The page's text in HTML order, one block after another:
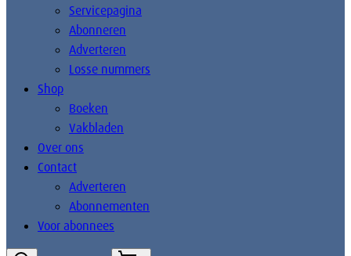
Servicepagina
Abonneren
Adverteren
Losse nummers
Shop
Boeken
Vakbladen
Over ons
Contact
Adverteren
Abonnementen
Voor abonnees